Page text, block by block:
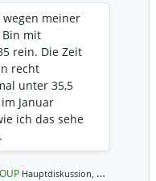
meiner
Bin mit
rein. Die Zeit
recht
unter 35,5
Januar
ich das sehe
Hauptdiskussion,